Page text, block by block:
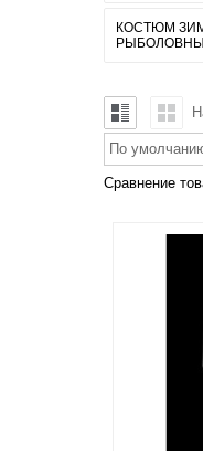
КОСТЮМ
По
Сравнение